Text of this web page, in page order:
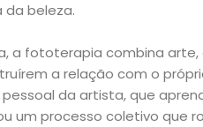
da beleza.
a fototerapia combina
a relação com o
da artista, que
um processo coletivo que